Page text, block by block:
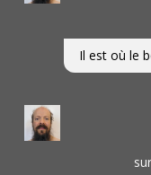
Il est où le
sur